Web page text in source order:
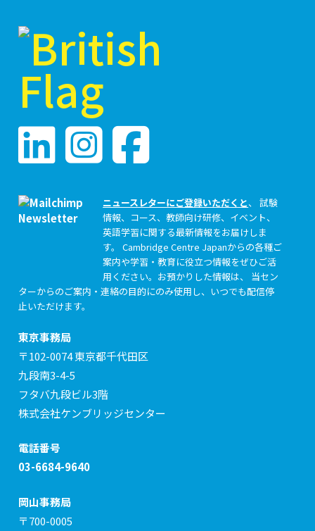
ニュースレターにご登録いただくと、 試験
情報、コース、教師向け研修、イベント、
英語学習に関する最新情報をお届けしま
す。 Cambridge Centre Japanからの各種ご
案内や学習・教育に役立つ情報をぜひご活
用ください。お預かりした情報は、 当セン
ターからのご案内・連絡の目的にのみ使用し、いつでも配信停
止いただけます。
東京事務局
〒102-0074 東京都千代田区
九段南3-4-5
フタバ九段ビル3階
株式会社ケンブリッジセンター
電話番号
03-6684-9640
岡山事務局
〒700-0005